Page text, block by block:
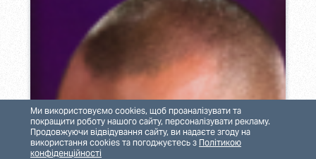
Ми використовуємо cookies, щоб проаналізувати та
покращити роботу нашого сайту, персоналізувати рекламу.
Продовжуючи відвідування сайту, ви надаєте згоду на
використання cookies та погоджуєтесь з Політикою
конфіденційності